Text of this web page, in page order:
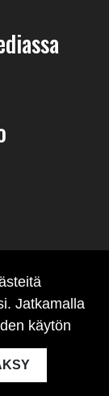
Jatkamalla
käytön